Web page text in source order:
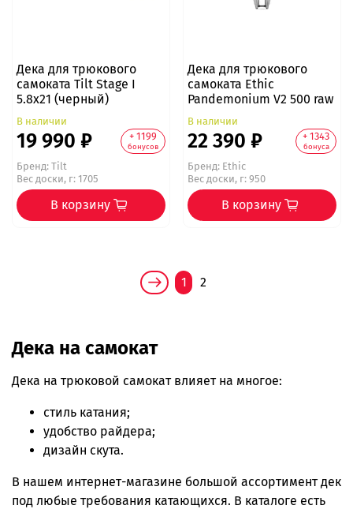
Дека для трюкового
самоката Tilt Stage I
5.8x21 (черный)
В наличии
19 990 ₽ + 1199
бонусов
Бренд:Tilt
Вес доски, г: 1705
В корзину
Дека для трюкового
самоката Ethic
Pandemonium V2 500 raw
В наличии
22 390 ₽ + 1343
бонуса
Бренд:Ethic
Вес доски, г: 950
В корзину
1 2
Дека на самокат
Дека на трюковой самокат влияет на многое:
стиль катания;
удобство райдера;
дизайн скута.
В нашем интернет-магазине большой ассортиментдек
под любые требования катающихся. В каталоге есть